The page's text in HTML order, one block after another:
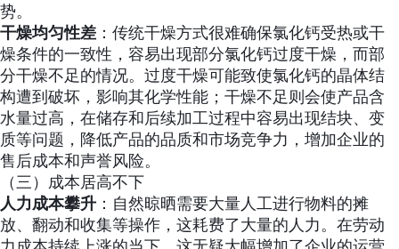
势。
干燥均匀性差 ：传统干燥方式很难确保氯化钙受热或干
燥条件的一致性，容易出现部分氯化钙过度干燥，而部
分干燥不足的情况。过度干燥可能致使氯化钙的晶体结
构遭到破坏，影响其化学性能；干燥不足则会使产品含
水量过高，在储存和后续加工过程中容易出现结块、变
质等问题，降低产品的品质和市场竞争力，增加企业的
售后成本和声誉风险。
（三）成本居高不下
人力成本攀升 ：自然晾晒需要大量人工进行物料的摊
放、翻动和收集等操作，这耗费了大量的人力。在劳动